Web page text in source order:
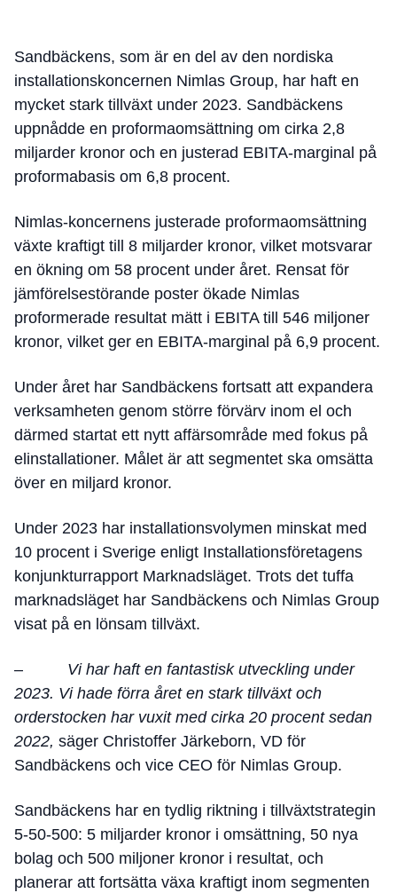
Sandbäckens, som är en del av den nordiska
installationskoncernen Nimlas Group, har haft en
mycket stark tillväxt under 2023. Sandbäckens
uppnådde en proformaomsättning om cirka 2,8
miljarder kronor och en justerad EBITA-marginal på
proformabasis om 6,8 procent.
Nimlas-koncernens justerade proformaomsättning
växte kraftigt till 8 miljarder kronor, vilket motsvarar
en ökning om 58 procent under året. Rensat för
jämförelsestörande poster ökade Nimlas
proformerade resultat mätt i EBITA till 546 miljoner
kronor, vilket ger en EBITA-marginal på 6,9 procent.
Under året har Sandbäckens fortsatt att expandera
verksamheten genom större förvärv inom el och
därmed startat ett nytt affärsområde med fokus på
elinstallationer. Målet är att segmentet ska omsätta
över en miljard kronor.
Under 2023 har installationsvolymen minskat med
10 procent i Sverige enligt Installationsföretagens
konjunkturrapport Marknadsläget. Trots det tuffa
marknadsläget har Sandbäckens och Nimlas Group
visat på en lönsam tillväxt.
– Vi har haft en fantastisk utveckling under
2023. Vi hade förra året en stark tillväxt och
orderstocken har vuxit med cirka 20 procent sedan
2022, säger Christoffer Järkeborn, VD för
Sandbäckens och vice CEO för Nimlas Group.
Sandbäckens har en tydlig riktning i tillväxtstrategin
5-50-500: 5 miljarder kronor i omsättning, 50 nya
bolag och 500 miljoner kronor i resultat, och
planerar att fortsätta växa kraftigt inom segmenten